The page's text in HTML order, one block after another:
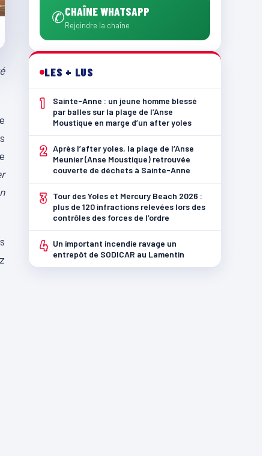
✆CHAÎNE WHATSAPP
Rejoindre la chaîne
LES + LUS
1
Sainte-Anne : un jeune homme blessé
par balles sur la plage de l’Anse
Moustique en marge d’un after yoles
2 Après l’after yoles, la plage de l’Anse
Meunier (Anse Moustique) retrouvée
couverte de déchets à Sainte-Anne
3
Tour des Yoles et Mercury Beach 2026 :
plus de 120 infractions relevées lors des
contrôles des forces de l’ordre
4 Un important incendie ravage un
entrepôt de SODICAR au Lamentin